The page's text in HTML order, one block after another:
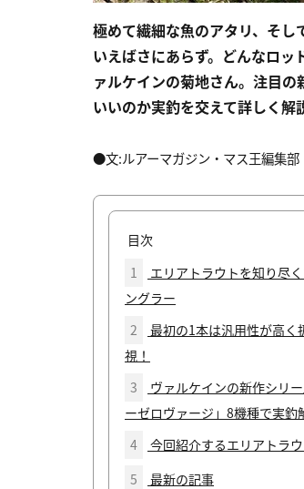
極めて繊細な魚のアタリ、そ
いえばさにあらず。どんなロ
ァルケインの菊地さん。注目
いいのか実釣を交えて詳しく解
●文:ルアーマガジン・マス王編集部
目次
1
エリアトラウトを知り尽
ングラー
2
最初の1本は汎用性が高く
視！
3
ヴァルケインの新作シリ
ーゼロヴァージ」8機種で実釣
4
今回紹介するエリアトラ
5
最新の記事